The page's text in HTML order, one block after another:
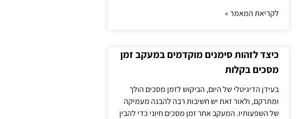
לקריאת המאמר »
כיצד לזהות סימנים מוקדמים במעקב זמן
מסכים בקלות
בעידן הדיגיטלי של היום, הביקוש לזמן מסכים הולך
ומתרקם, ולאור זאת יש חשיבות רבה להבנה מעמיקה
של השפעותיו. המעקב אחר זמן מסכים חיוני כדי להבין